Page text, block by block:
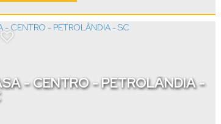
- CENTRO - PETROLÂNDIA -